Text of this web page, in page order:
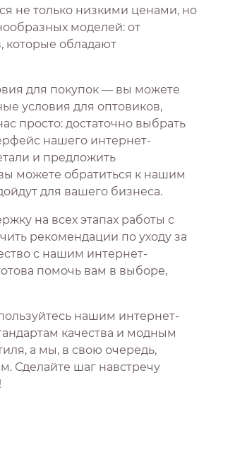
не только низкими ценами, но
моделей: от
которые обладают
для покупок — вы можете
условия для оптовиков,
просто: достаточно выбрать
нашего интернет-
и предложить
можете обратиться к нашим
для вашего бизнеса.
на всех этапах работы с
рекомендации по уходу за
с нашим интернет-
помочь вам в выборе,
нашим интернет-
качества и модным
а мы, в свою очередь,
Сделайте шаг навстречу